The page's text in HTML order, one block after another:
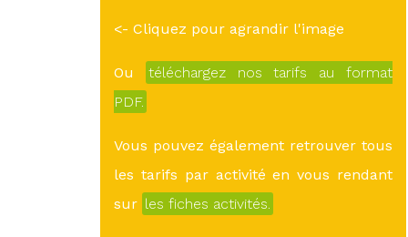
<- Cliquez pour agrandir l'image
Ou
téléchargez nos tarifs au format
PDF.
Vous pouvez également retrouver tous
les tarifs par activité en vous rendant
sur les fiches activités.